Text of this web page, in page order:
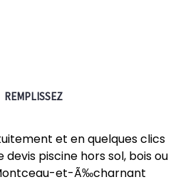
REMPLISSEZ
et en quelques clics
piscine hors sol, bois ou
et-Ã‰charnant